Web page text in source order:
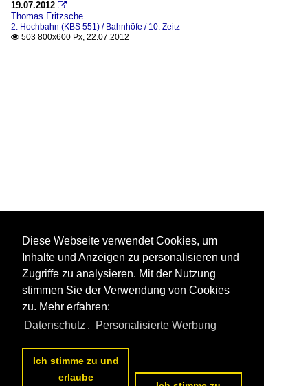
19.07.2012 
Thomas Fritzsche
2. Hochbahn (KBS 551) / Bahnhöfe / 10. Zeitz
 503 800x600 Px, 22.07.2012
Diese Webseite verwendet Cookies, um
Inhalte und Anzeigen zu personalisieren und
Zugriffe zu analysieren. Mit der Nutzung
stimmen Sie der Verwendung von Cookies
zu. Mehr erfahren:
Datenschutz , Personalisierte Werbung
Ich stimme zu und
erlaube